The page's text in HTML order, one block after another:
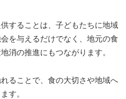
することは、子どもたちに地域
を与えるだけでなく、地元の食
消の推進にもつながります。
ることで、食の大切さや地域へ
す。